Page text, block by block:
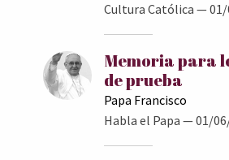
Cultura Católica — 01/
Memoria para
de prueba
Papa Francisco
Habla el Papa — 01/